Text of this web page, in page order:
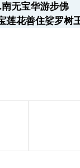
南无宝华游步佛
莲花善住娑罗树